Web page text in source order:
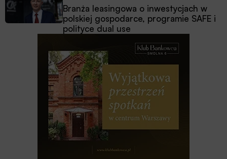
Branża leasingowa o inwestycjach w
polskiej gospodarce, programie SAFE i
polityce dual use